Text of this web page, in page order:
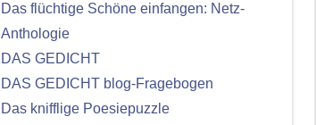
Das flüchtige Schöne einfangen: Netz-
Anthologie
DAS GEDICHT
DAS GEDICHT blog-Fragebogen
Das knifflige Poesiepuzzle